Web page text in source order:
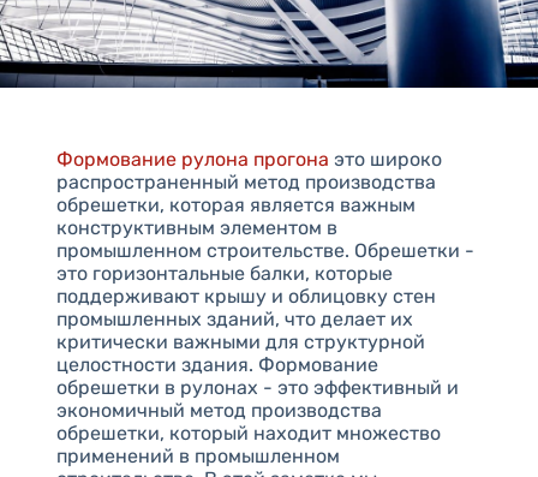
Формование рулона прогона это широко
распространенный метод производства
обрешетки, которая является важным
конструктивным элементом в
промышленном строительстве. Обрешетки -
это горизонтальные балки, которые
поддерживают крышу и облицовку стен
промышленных зданий, что делает их
критически важными для структурной
целостности здания. Формование
обрешетки в рулонах - это эффективный и
экономичный метод производства
обрешетки, который находит множество
применений в промышленном